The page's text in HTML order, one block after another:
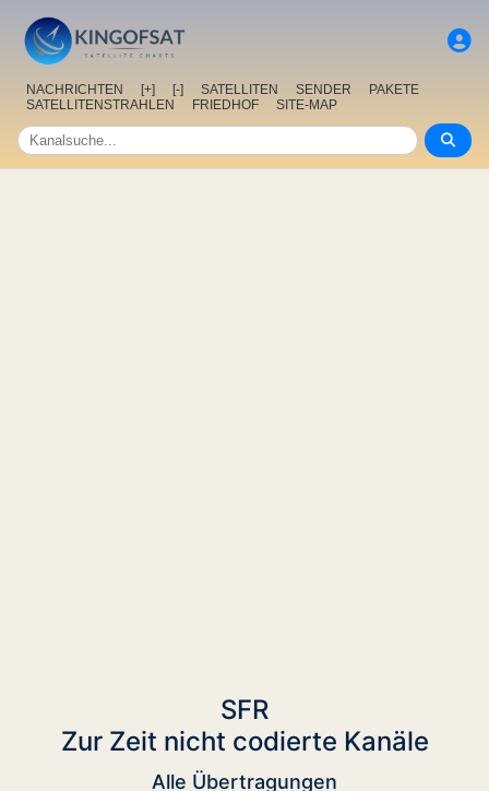
NACHRICHTEN [+] [-] SATELLITEN SENDER
PAKETE
SATELLITENSTRAHLEN
FRIEDHOF SITE-MAP
SFR
Zur Zeit nicht codierte Kanäle
Alle Übertragungen